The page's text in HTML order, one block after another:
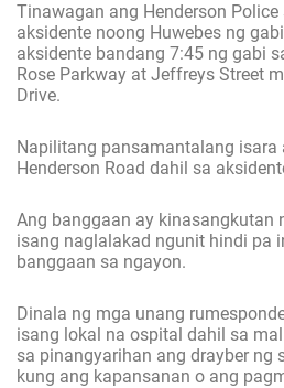
Tinawagan ang Henderson
aksidente noong Huwebes ng
aksidente bandang 7:45 ng gabi
Rose Parkway at Jeffreys Street
Drive.
Napilitang pansamantalang isara
Henderson Road dahil sa
Ang banggaan ay kinasangkutan
isang naglalakad ngunit hindi pa
banggaan sa ngayon.
Dinala ng mga unang
isang lokal na ospital dahil sa
sa pinangyarihan ang drayber ng
kung ang kapansanan o ang